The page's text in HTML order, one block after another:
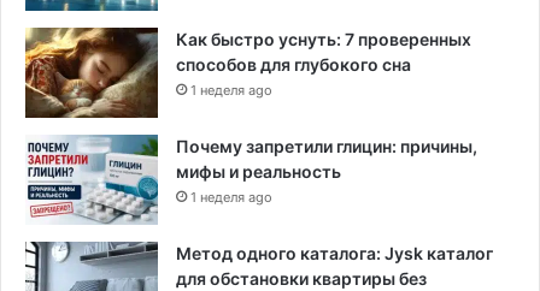
Как быстро уснуть: 7 проверенных
способов для глубокого сна
1 неделя ago
Почему запретили глицин: причины,
мифы и реальность
1 неделя ago
Метод одного каталога: Jysk каталог
для обстановки квартиры без